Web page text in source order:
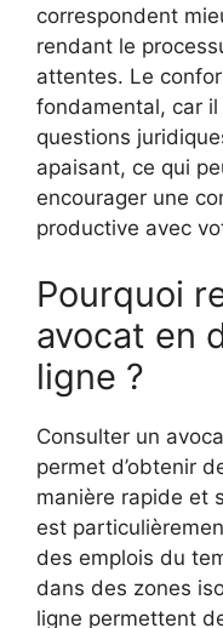
correspondent
rendant le
attentes. Le
fondamental, car il
questions
apaisant, ce qui
encourager une
productive avec
Pourquoi
avocat en
ligne ?
Consulter un
permet d’obtenir
manière rapide et
est
des emplois du
dans des zones
ligne permettent